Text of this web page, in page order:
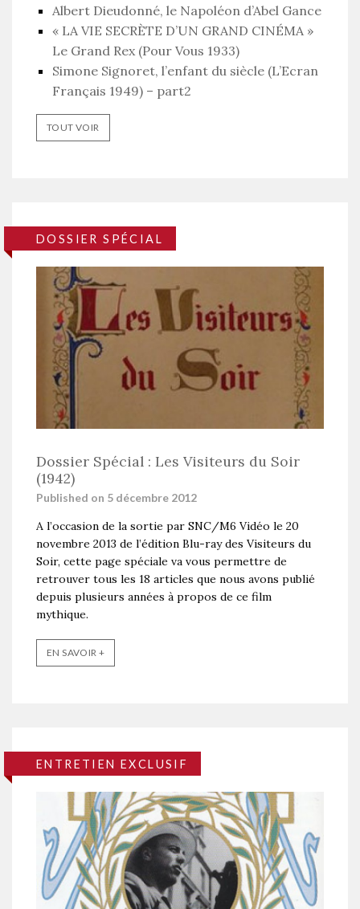
Albert Dieudonné, le Napoléon d’Abel Gance
« LA VIE SECRÈTE D’UN GRAND CINÉMA »
Le Grand Rex (Pour Vous 1933)
Simone Signoret, l’enfant du siècle (L’Ecran
Français 1949) – part2
TOUT VOIR
DOSSIER SPÉCIAL
Dossier Spécial : Les Visiteurs du Soir
(1942)
Published on 5 décembre 2012
A l’occasion de la sortie par SNC/M6 Vidéo le 20
novembre 2013 de l’édition Blu-ray des Visiteurs du
Soir, cette page spéciale va vous permettre de
retrouver tous les 18 articles que nous avons publié
depuis plusieurs années à propos de ce film
mythique.
EN SAVOIR +
ENTRETIEN EXCLUSIF